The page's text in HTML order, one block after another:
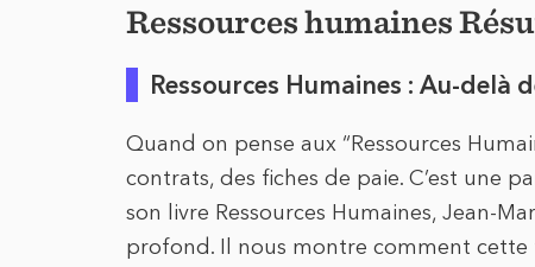
Ressources humaines
Ressources Humaines : Au-delà
Quand on pense aux “Ressources
contrats, des fiches de paie. C’est une
son livre Ressources Humaines, Jean-
profond. Il nous montre comment